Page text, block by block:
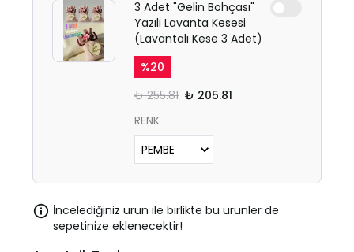
3 Adet "Gelin Bohçası"
Yazılı Lavanta Kesesi
(Lavantalı Kese 3 Adet)
%20
₺ 255.81 ₺ 205.81
RENK
İncelediğiniz ürün ile birlikte bu ürünler de
sepetinize eklenecektir!